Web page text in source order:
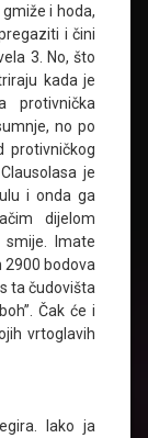
i hoda,
i čini
3. No, što
kada je
protivnička
no po
protivničkog
je
i onda ga
dijelom
Imate
2900 bodova
ta čudovišta
Čak će i
vrtoglavih
Iako ja